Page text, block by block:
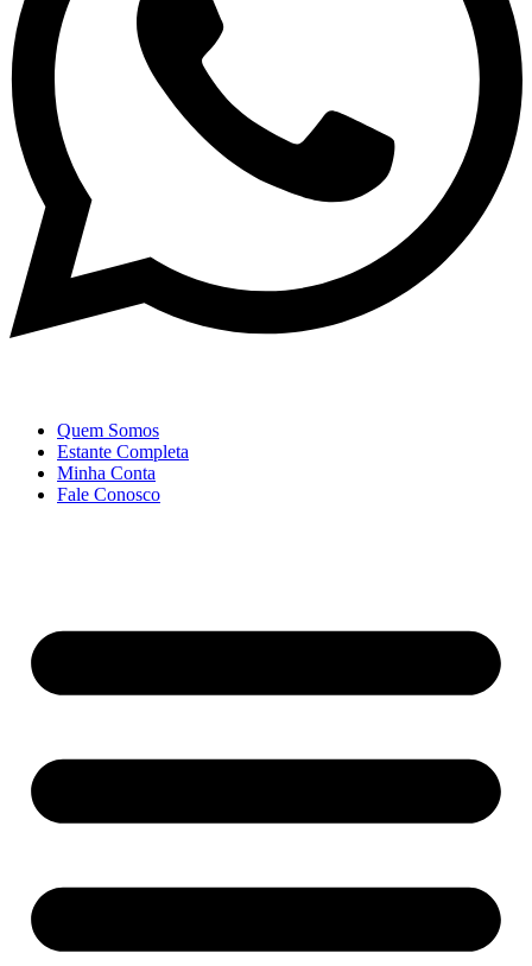
Quem Somos
Estante Completa
Minha Conta
Fale Conosco